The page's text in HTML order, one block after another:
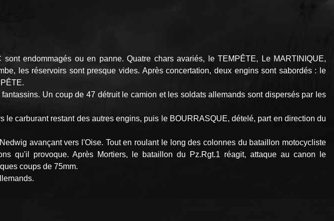
sont endommagés ou en panne. Quatre chars avariés, le TEMPÊTE, Le MARTINIQUE,
les réservoirs sont presque vides. Après concertation, deux engins sont sabordés : le
Un coup de 47 détruit le camion et les soldats allemands sont dispersés par les
carburant restant des autres engins, puis le BOURRASQUE, dételé, part en direction du
avançant vers l'Oise. Tout en roulant le long des colonnes du bataillon motocycliste
qu'il provoque. Après Mortiers, le bataillon du Pz.Rgt.1 réagit, attaque au canon le
coups de 75mm.